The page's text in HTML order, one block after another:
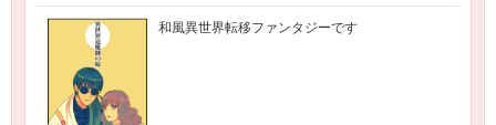
和風異世界転移ファンタジーです